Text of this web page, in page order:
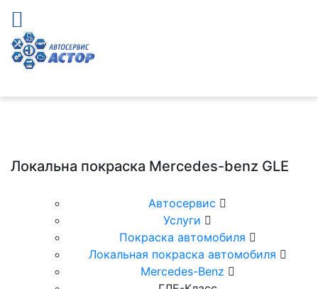
Локальна покраска Mercedes-benz GLE
Автосервис
Услуги
Покраска автомобиля
Локальная покраска автомобиля
Mercedes-Benz